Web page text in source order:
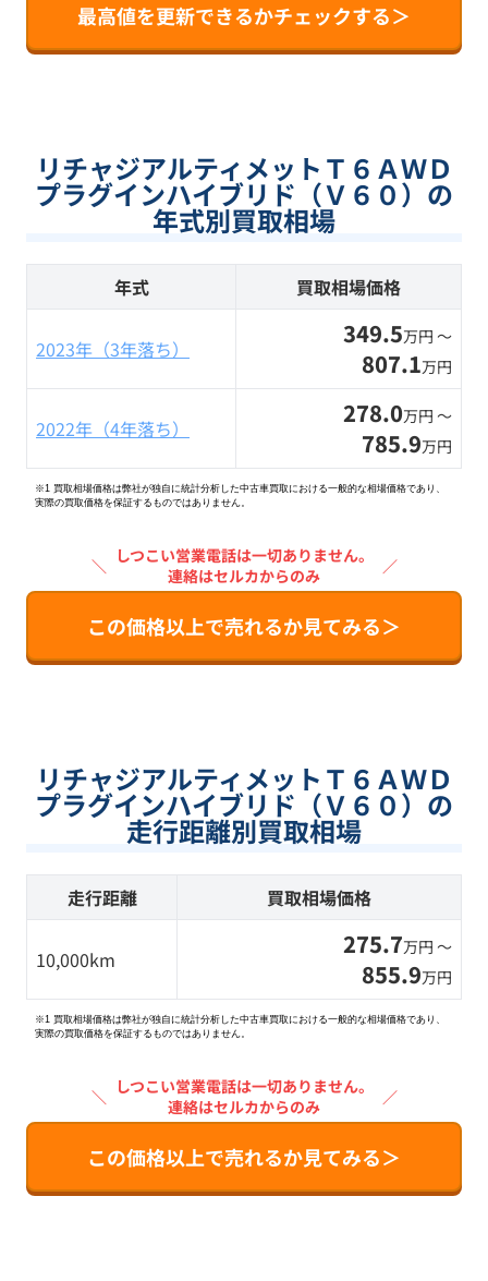
最高値を更新できるかチェックする＞
リチャジアルティメットＴ６ＡＷＤ
プラグインハイブリド（Ｖ６０）の
年式別買取相場
年式 買取相場価格
2023年（3年落ち） 349.5万円 〜
807.1万円
2022年（4年落ち） 278.0万円 〜
785.9万円
※1 買取相場価格は弊社が独自に統計分析した中古車買取における一般的な相場価格であり、
実際の買取価格を保証するものではありません。
＼ しつこい営業電話は一切ありません。
連絡はセルカからのみ
／
この価格以上で売れるか見てみる＞
リチャジアルティメットＴ６ＡＷＤ
プラグインハイブリド（Ｖ６０）の
走行距離別買取相場
走行距離 買取相場価格
10,000km 275.7万円 〜
855.9万円
※1 買取相場価格は弊社が独自に統計分析した中古車買取における一般的な相場価格であり、
実際の買取価格を保証するものではありません。
＼ しつこい営業電話は一切ありません。
連絡はセルカからのみ
／
この価格以上で売れるか見てみる＞